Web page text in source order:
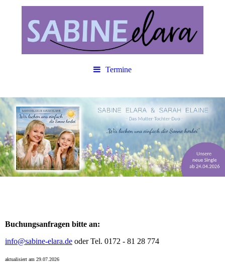
Termine
Buchungsanfragen bitte an:
info@sabine-elara.de oder Tel. 0172 - 81 28 774
aktualisiert am 29.07.2026